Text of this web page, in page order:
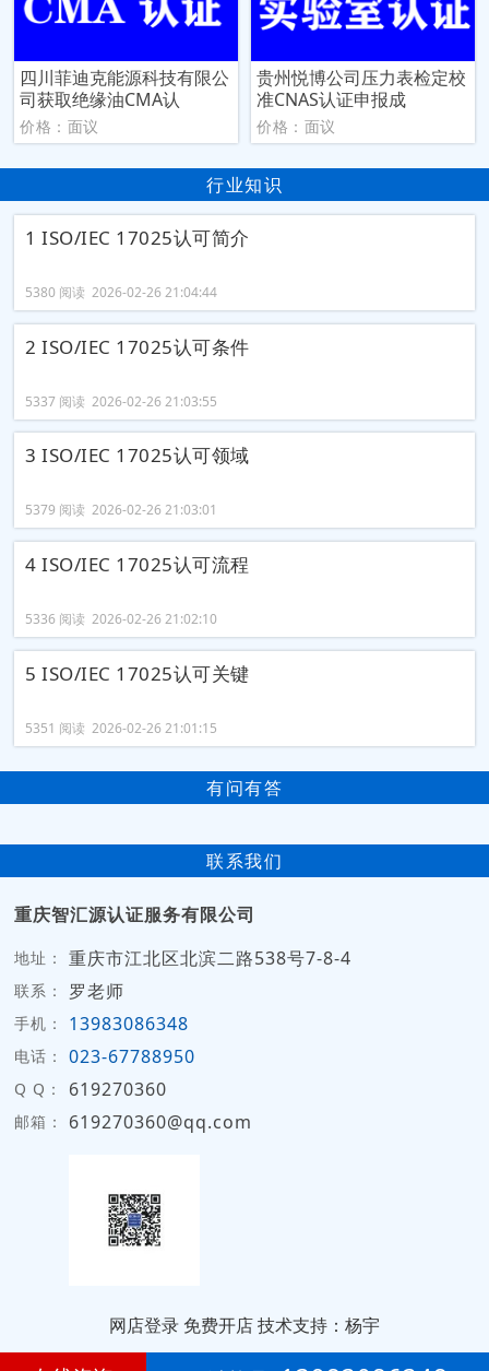
四川菲迪克能源科技有限公
司获取绝缘油CMA认
价格：面议
贵州悦博公司压力表检定校
准CNAS认证申报成
价格：面议
行业知识
1 ISO/IEC 17025认可简介
5380 阅读 2026-02-26 21:04:44
2 ISO/IEC 17025认可条件
5337 阅读 2026-02-26 21:03:55
3 ISO/IEC 17025认可领域
5379 阅读 2026-02-26 21:03:01
4 ISO/IEC 17025认可流程
5336 阅读 2026-02-26 21:02:10
5 ISO/IEC 17025认可关键
5351 阅读 2026-02-26 21:01:15
有问有答
联系我们
重庆智汇源认证服务有限公司
地址： 重庆市江北区北滨二路538号7-8-4
联系： 罗老师
手机： 13983086348
电话： 023-67788950
Q Q： 619270360
邮箱： 619270360@qq.com
网店登录 免费开店技术支持：杨宇